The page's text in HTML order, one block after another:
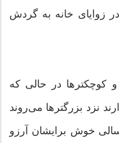
زوایای خانه به گردش
کوچکترها در حالی که
نزد بزرگترها می‌روند
خوش برایشان آرزو